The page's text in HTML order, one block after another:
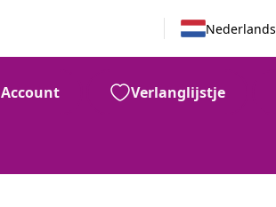
Nederlands
Account Verlanglijstje